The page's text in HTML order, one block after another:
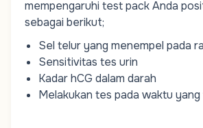
mempengaruhi test pack Anda
sebagai berikut;
Sel telur yang menempel pada
Sensitivitas tes urin
Kadar hCG dalam darah
Melakukan tes pada waktu